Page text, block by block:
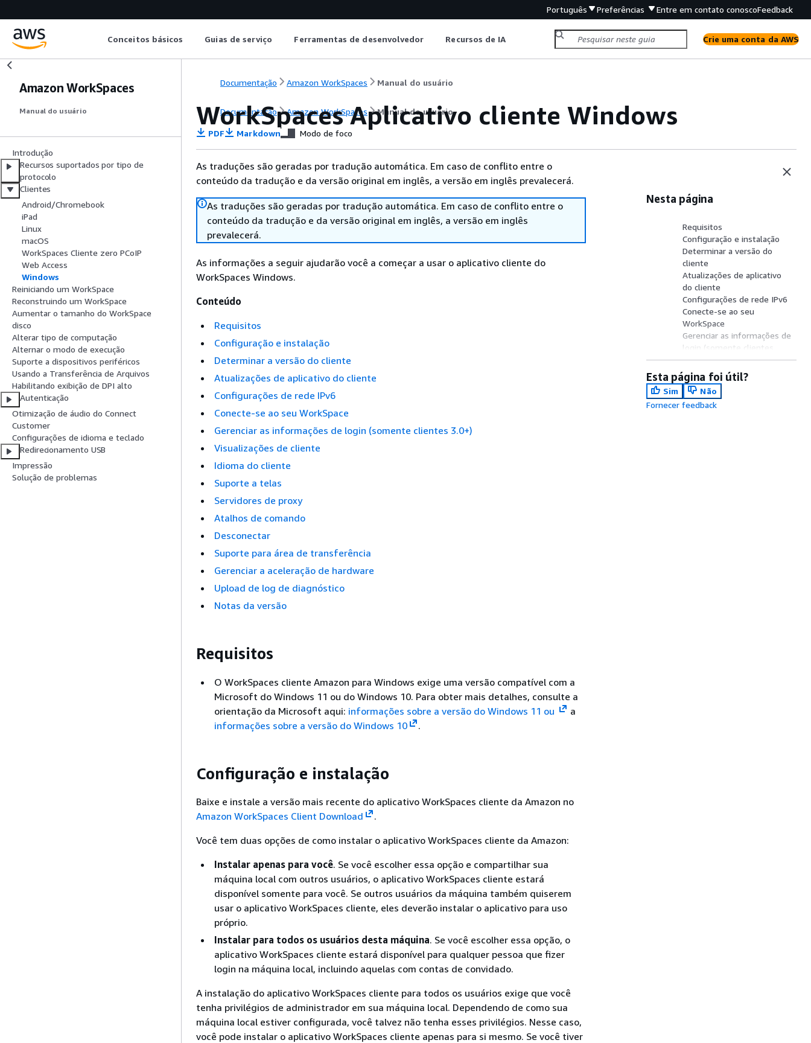
Português Preferências Entre em contato conoscoFeedback
Conceitos básicos Guias de serviço Ferramentas de desenvolvedor Recursos de IA Crie uma conta da AWS
Amazon WorkSpaces
Manual do usuário
Introdução
Recursos suportados por tipo de
protocolo
Clientes
Android/Chromebook
iPad
Linux
macOS
WorkSpaces Cliente zero PCoIP
Web Access
Windows
Reiniciando um WorkSpace
Reconstruindo um WorkSpace
Aumentar o tamanho do WorkSpace
disco
Alterar tipo de computação
Alternar o modo de execução
Suporte a dispositivos periféricos
Usando a Transferência de Arquivos
Habilitando exibição de DPI alto
Autenticação
Otimização de áudio do Connect
Customer
Configurações de idioma e teclado
Redirecionamento USB
Impressão
Solução de problemas
Documentação Amazon WorkSpaces Manual do usuário
Documentação Amazon WorkSpaces Manual do usuário
WorkSpaces Aplicativo cliente Windows
PDF Markdown Modo de foco
As traduções são geradas por tradução automática. Em caso de conflito entre o
conteúdo da tradução e da versão original em inglês, a versão em inglês prevalecerá.
As traduções são geradas por tradução automática. Em caso de conflito entre o
conteúdo da tradução e da versão original em inglês, a versão em inglês
prevalecerá.
As informações a seguir ajudarão você a começar a usar o aplicativo cliente do
WorkSpaces Windows.
Conteúdo
Requisitos
Configuração e instalação
Determinar a versão do cliente
Atualizações de aplicativo do cliente
Configurações de rede IPv6
Conecte-se ao seu WorkSpace
Gerenciar as informações de login (somente clientes 3.0+)
Visualizações de cliente
Idioma do cliente
Suporte a telas
Servidores de proxy
Atalhos de comando
Desconectar
Suporte para área de transferência
Gerenciar a aceleração de hardware
Upload de log de diagnóstico
Notas da versão
Requisitos
O WorkSpaces cliente Amazon para Windows exige uma versão compatível com a
Microsoft do Windows 11 ou do Windows 10. Para obter mais detalhes, consulte a
orientação da Microsoft aqui: informações sobre a versão do Windows 11 ou
a
informações sobre a versão do Windows 10
.
Configuração e instalação
Baixe e instale a versão mais recente do aplicativo WorkSpaces cliente da Amazon no
Amazon WorkSpaces Client Download
.
Você tem duas opções de como instalar o aplicativo WorkSpaces cliente da Amazon:
Instalar apenas para você. Se você escolher essa opção e compartilhar sua
máquina local com outros usuários, o aplicativo WorkSpaces cliente estará
disponível somente para você. Se outros usuários da máquina também quiserem
usar o aplicativo WorkSpaces cliente, eles deverão instalar o aplicativo para uso
próprio.
Instalar para todos os usuários desta máquina. Se você escolher essa opção, o
aplicativo WorkSpaces cliente estará disponível para qualquer pessoa que fizer
login na máquina local, incluindo aquelas com contas de convidado.
A instalação do aplicativo WorkSpaces cliente para todos os usuários exige que você
tenha privilégios de administrador em sua máquina local. Dependendo de como sua
máquina local estiver configurada, você talvez não tenha esses privilégios. Nesse caso,
você pode instalar o aplicativo WorkSpaces cliente apenas para si mesmo. Se você tiver
Nesta página
Requisitos
Configuração e instalação
Determinar a versão do
cliente
Atualizações de aplicativo
do cliente
Configurações de rede IPv6
Conecte-se ao seu
WorkSpace
Gerenciar as informações de
login (somente clientes
3.0+)
Visualizações de cliente
Idioma do cliente
Suporte a telas
Servidores de proxy
Esta página foi útil?
Sim
Não
Fornecer feedback